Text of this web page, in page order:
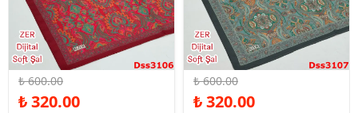
%47 İndirim
₺ 600.00
₺ 320.00
%47 İndirim
₺ 600.00
₺ 320.00